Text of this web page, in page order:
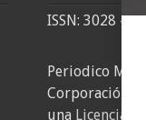
ISSN: 3028 -
Periodico Mi
Corporación
una Licencia